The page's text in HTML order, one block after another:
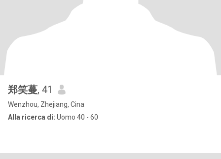
郑笑蔓, 41
Wenzhou, Zhejiang, Cina
Alla ricerca di: Uomo 40 - 60